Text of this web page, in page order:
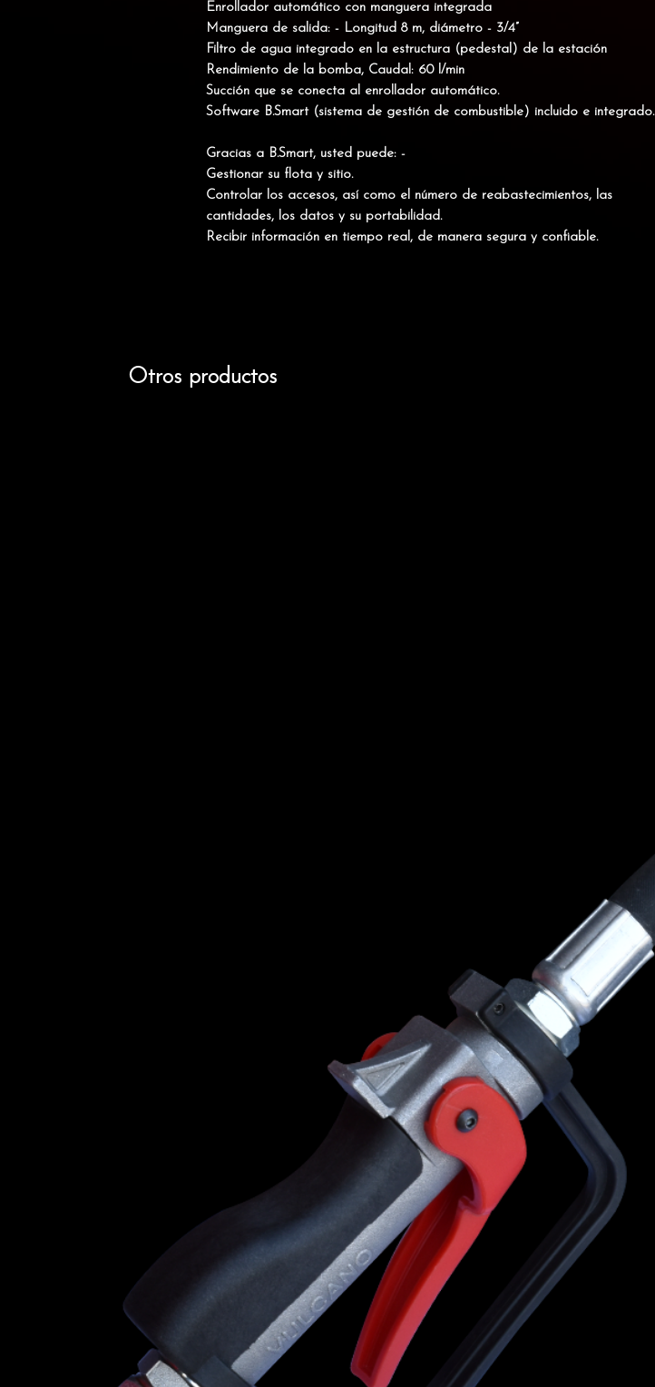
Enrollador automático con manguera integrada
Manguera de salida: - Longitud 8 m, diámetro - 3/4”
Filtro de agua integrado en la estructura (pedestal) de la estación
Rendimiento de la bomba, Caudal: 60 l/min
Succión que se conecta al enrollador automático.
Software B.Smart (sistema de gestión de combustible) incluido e integrado.
Gracias a B.Smart, usted puede: -
Gestionar su flota y sitio.
Controlar los accesos, así como el número de reabastecimientos, las
cantidades, los datos y su portabilidad.
Recibir información en tiempo real, de manera segura y confiable.
Otros productos